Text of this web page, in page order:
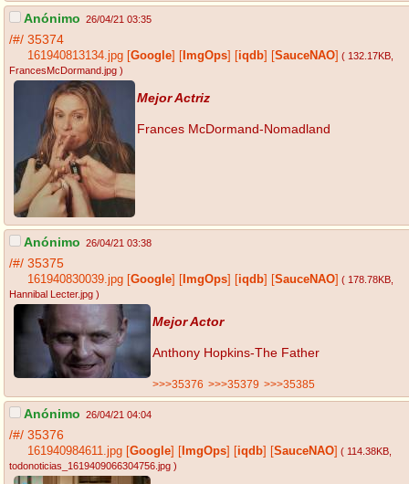
Anónimo 26/04/21 03:35
/#/ 35374
161940813134.jpg Google ImgOps iqdb SauceNAO ( 132.17KB
FrancesMcDormand.jpg )
Mejor Actriz
Frances McDormand-Nomadland
Anónimo 26/04/21 03:38
/#/ 35375
161940830039.jpg Google ImgOps iqdb SauceNAO ( 178.78KB
Hannibal Lecter.jpg )
Mejor Actor
Anthony Hopkins-The Father
>>>35376 >>>35379 >>>35385
Anónimo 26/04/21 04:04
/#/ 35376
161940984611.jpg Google ImgOps iqdb SauceNAO ( 114.38KB
todonoticias_1619409066304756.jpg )